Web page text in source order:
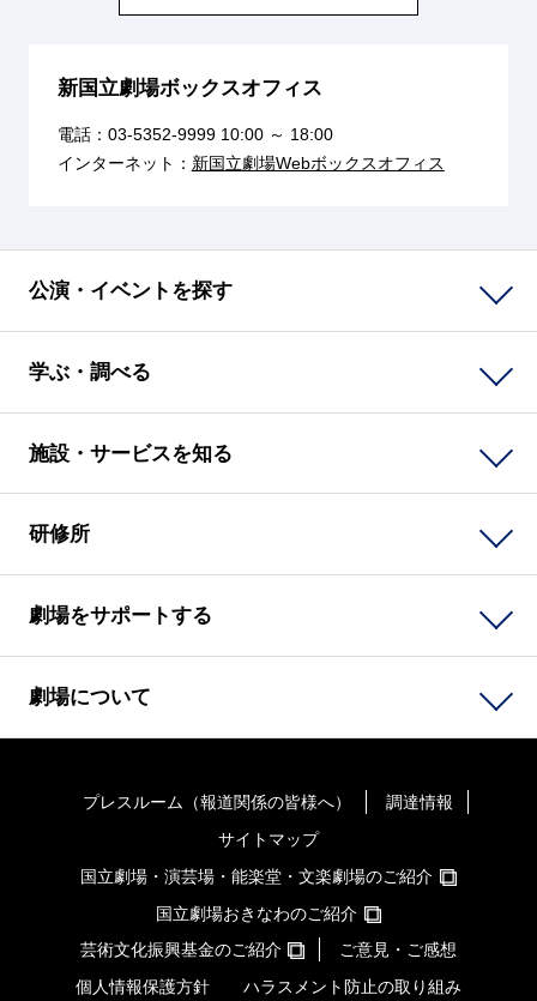
新国立劇場ボックスオフィス
電話： 03-5352-999910:00 ～ 18:00
インターネット： 新国立劇場Webボックスオフィス
公演・イベントを探す
学ぶ・調べる
施設・サービスを知る
研修所
劇場をサポートする
劇場について
プレスルーム（報道関係の皆様へ）
調達情報
サイトマップ
国立劇場・演芸場・能楽堂・文楽劇場のご紹介
国立劇場おきなわのご紹介
芸術文化振興基金のご紹介
ご意見・ご感想
個人情報保護方針
ハラスメント防止の取り組み